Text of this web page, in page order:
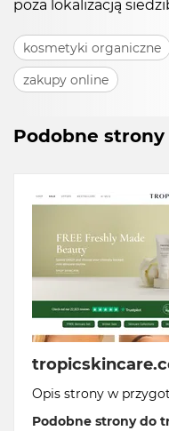
poza lokalizacją
kosmetyki organiczne
zakupy online
Podobne
Opis strony w
Podobne strony do